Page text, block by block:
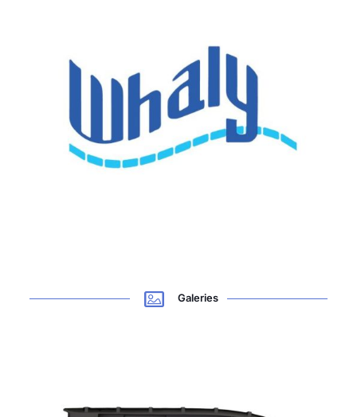
Galeries